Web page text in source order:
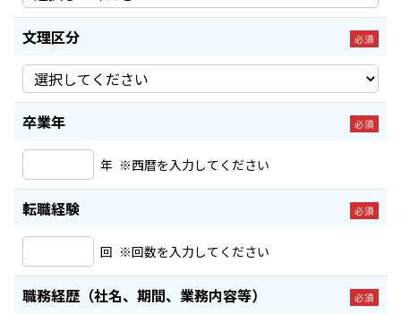
文理区分 必須
卒業年 必須
年 ※西暦を入力してください
転職経験 必須
回 ※回数を入力してください
職務経歴 （社名、期間、業務内容等） 必須